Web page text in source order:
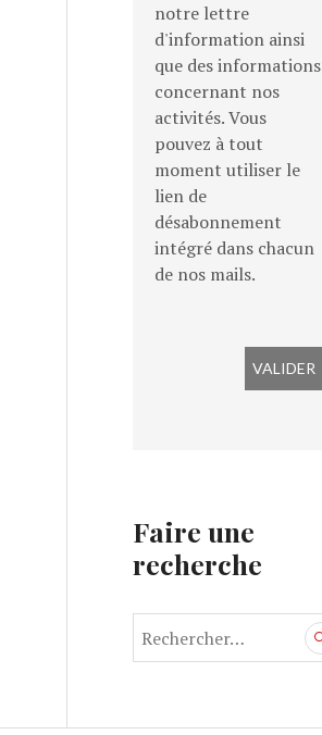
notre lettre
d'information ainsi
que des informations
concernant nos
activités. Vous
pouvez à tout
moment utiliser le
lien de
désabonnement
intégré dans chacun
de nos mails.
Faire une
recherche
e